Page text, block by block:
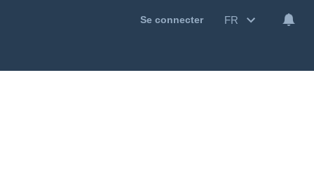
Se connecter FR